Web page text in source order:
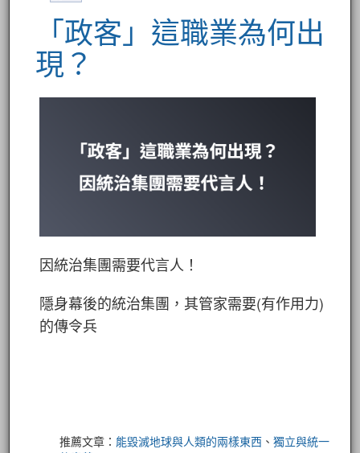
「政客」這職業為何出
現？
因統治集團需要代言人！
隱身幕後的統治集團，其管家需要(有作用力)
的傳令兵
推薦文章： 能毀滅地球與人類的兩樣東西 、獨立與統一